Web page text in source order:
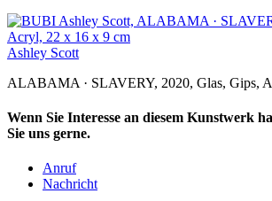
Ashley Scott
ALABAMA · SLAVERY, 2020, Glas, Gips,
Wenn Sie Interesse an diesem Kunstwerk
Sie uns gerne.
Anruf
Nachricht